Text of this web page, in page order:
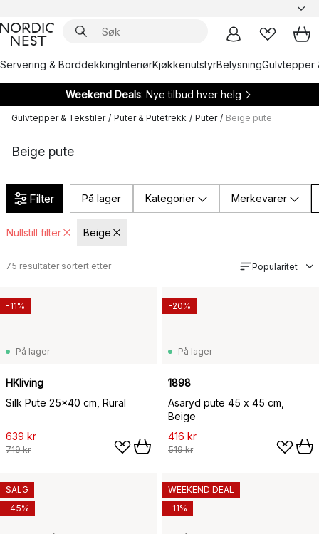
Servering & BorddekkingInteriørKjøkkenutstyrBelysningGulvtepper
Weekend Deals: Nye tilbud hver helg
Gulvtepper & Tekstiler / Puter & Putetrekk / Puter / Beige pute
Beige pute
Filter På lager Kategorier Merkevarer
Nullstill filter Beige
75 resultater sortert etter Popularitet
På lager
HKliving
Silk Pute 25x40 cm, Rural
639 kr
719 kr
-11%
På lager
1898
Asaryd pute 45 x 45 cm,
Beige
416 kr
519 kr
-20%
SALG
-45%
WEEKEND DEAL
-11%